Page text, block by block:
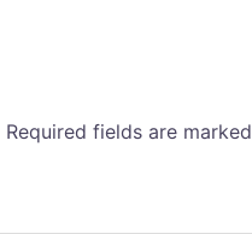
Required fields are marked